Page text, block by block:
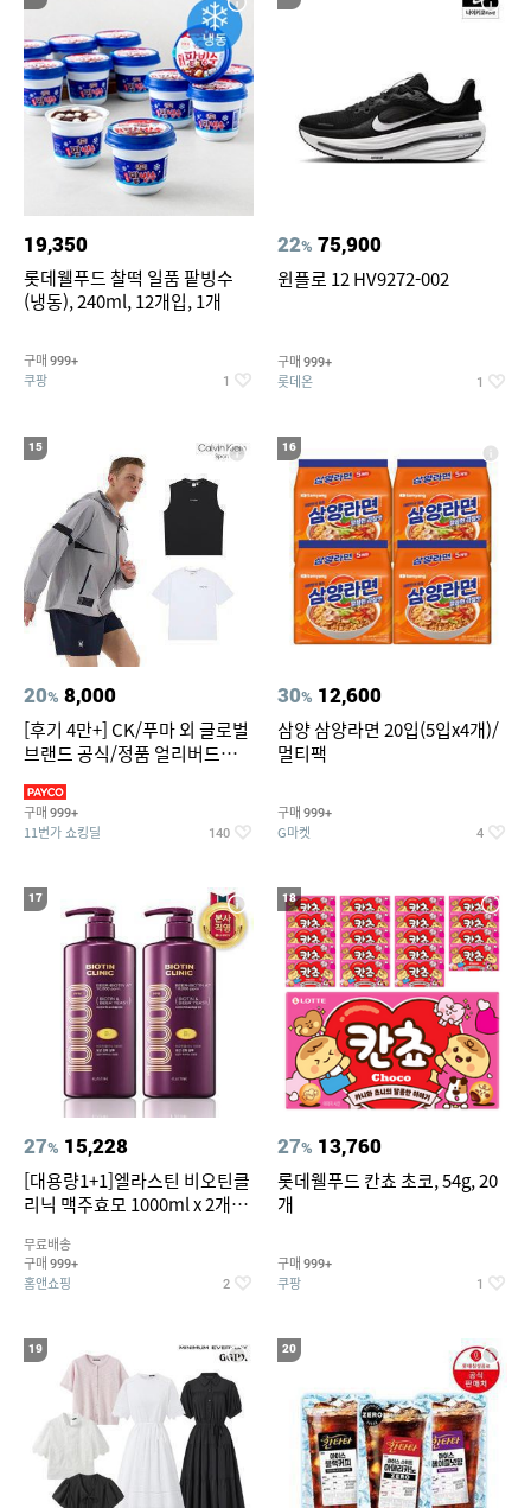
19,350
롯데웰푸드 찰떡 일품 팥빙수
(냉동), 240ml, 12개입, 1개
구매 999+
쿠팡 1
22% 75,900
윈플로 12 HV9272-002
구매 999+
롯데온 1
15
20% 8,000
[후기 4만+] CK/푸마 외 글로벌
브랜드 공식/정품 얼리버드
구매 999+
11번가 쇼킹딜 140
16
30% 12,600
삼양 삼양라면 20입(5입x4개)/
멀티팩
구매 999+
G마켓 4
17
27% 15,228
[대용량1+1]엘라스틴 비오틴클
리닉 맥주효모 1000ml x 2개
무료배송
구매 999+
홈앤쇼핑 2
18
27% 13,760
롯데웰푸드 칸쵸 초코, 54g, 20
개
구매 999+
쿠팡 1
19 20